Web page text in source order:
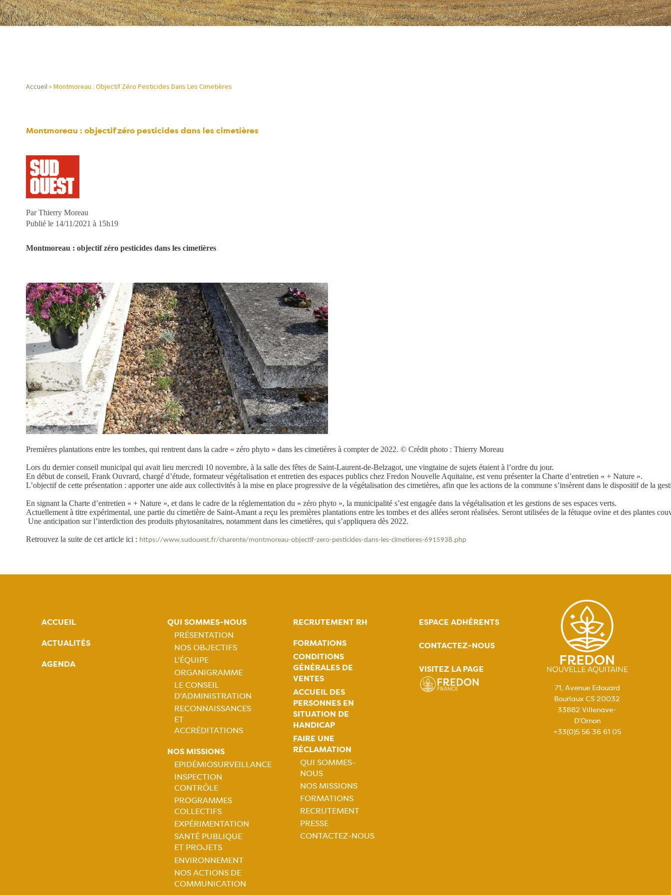
d'Ariane
Accueil Montmoreau : Objectif Zéro Pesticides Dans Les Cimetières
Montmoreau : objectif zéro pesticides dans les cimetières
Par Thierry Moreau
Publié le 14/11/2021 à 15h19
Montmoreau : objectif zéro pesticides dans les cimetières
Premières plantations entre les tombes, qui rentrent dans la cadre « zéro phyto » dans les cimetières à compter de 2022. © Crédit photo : Thierry Moreau
Lors du dernier conseil municipal qui avait lieu mercredi 10 novembre, à la salle des fêtes de Saint-Laurent-de-Belzagot, une vingtaine de sujets étaient à l’ordre du jour.
En début de conseil, Frank Ouvrard, chargé d’étude, formateur végétalisation et entretien des espaces publics chez Fredon Nouvelle Aquitaine, est venu présenter la Charte d’entretien « + Nature ».
L’objectif de cette présentation : apporter une aide aux collectivités à la mise en place progressive de la végétalisation des cimetières, afin que les actions de la commune s’insèrent dans le dispositif de la
En signant la Charte d’entretien « + Nature », et dans le cadre de la réglementation du « zéro phyto », la municipalité s’est engagée dans la végétalisation et les gestions de ses espaces verts.
Actuellement à titre expérimental, une partie du cimetière de Saint-Amant a reçu les premières plantations entre les tombes et des allées seront réalisées. Seront utilisées de la fétuque ovine et des plantes
Une anticipation sur l’interdiction des produits phytosanitaires, notamment dans les cimetières, qui s’appliquera dès 2022.
Retrouvez la suite de cet article ici : https://www.sudouest.fr/charente/montmoreau-objectif-zero-pesticides-dans-les-cimetieres-6915938.php
ACCUEIL
ACTUALITÉS
AGENDA
QUI SOMMES-NOUS
Navigation
principale
PRÉSENTATION
NOS OBJECTIFS
L'ÉQUIPE
ORGANIGRAMME
LE CONSEIL
D'ADMINISTRATION
RECONNAISSANCES
ET
ACCRÉDITATIONS
NOS MISSIONS
Navigation
principale
EPIDÉMIOSURVEILLANCE
INSPECTION
CONTRÔLE
PROGRAMMES
COLLECTIFS
EXPÉRIMENTATION
SANTÉ PUBLIQUE
ET PROJETS
ENVIRONNEMENT
NOS ACTIONS DE
COMMUNICATION
RECRUTEMENT RH
FORMATIONS
CONDITIONS
GÉNÉRALES DE
VENTES
ACCUEIL DES
PERSONNES EN
SITUATION DE
HANDICAP
FAIRE UNE
RÉCLAMATION
Navigation
principale
QUI SOMMES-
NOUS
NOS MISSIONS
FORMATIONS
RECRUTEMENT
PRESSE
CONTACTEZ-NOUS
ESPACE ADHÉRENTS
CONTACTEZ-NOUS
VISITEZ LA PAGE
71, Avenue Edouard
Bourlaux CS 20032
33882 Villenave-
D'Ornon
+33(0)5 56 36 61 05